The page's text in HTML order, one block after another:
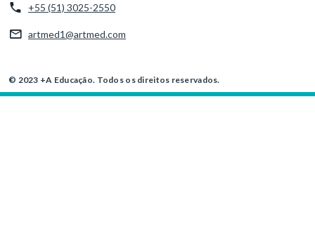
+55 (51) 3025-2550
artmed1@artmed.com
© 2023 +A Educação. Todos os direitos reservados.